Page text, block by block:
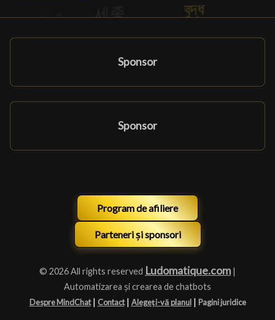
Sponsor
Sponsor
Program de afiliere
Parteneri și sponsori
© 2026 All rights reserved Ludomatique.com |
Automatizarea și crearea de chatbots
Despre MindChat | Contact | Alegeți-vă planul | Pagini juridice